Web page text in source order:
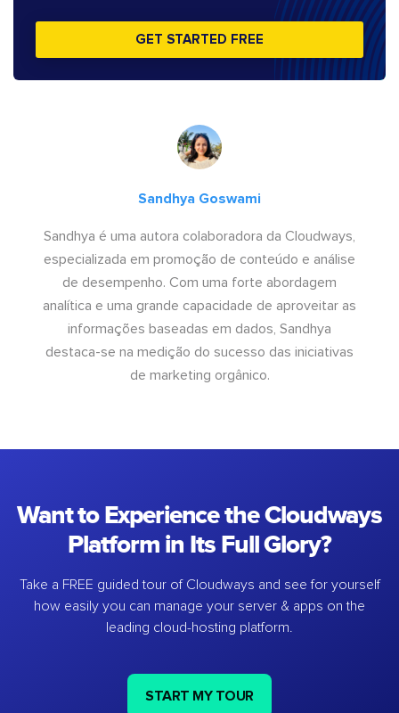
GET STARTED FREE
Sandhya Goswami
Sandhya é uma autora colaboradora da Cloudways,
especializada em promoção de conteúdo e análise
de desempenho. Com uma forte abordagem
analítica e uma grande capacidade de aproveitar as
informações baseadas em dados, Sandhya
destaca-se na medição do sucesso das iniciativas
de marketing orgânico.
Want to Experience the Cloudways
Platform in Its Full Glory?
Take a FREE guided tour of Cloudways and see for yourself
how easily you can manage your server & apps on the
leading cloud-hosting platform.
START MY TOUR